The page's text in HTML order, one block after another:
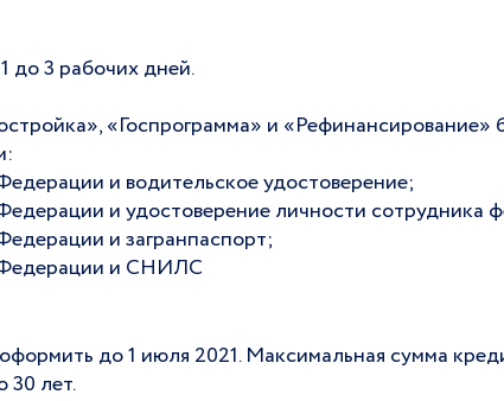
до 3 рабочих дней.
«Госпрограмма» и «Рефинансирование»
и водительское удостоверение;
и удостоверение личности сотрудника
и загранпаспорт;
Федерации и СНИЛС
до 1 июля 2021. Максимальная сумма
30 лет.